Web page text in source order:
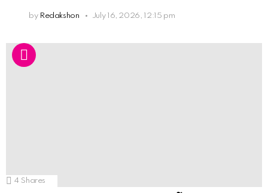
by Redakshon July 16, 2026, 12:15 pm
4 Shares